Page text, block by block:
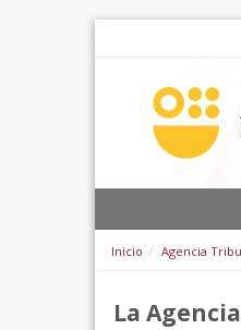
Inicio Agencia
La